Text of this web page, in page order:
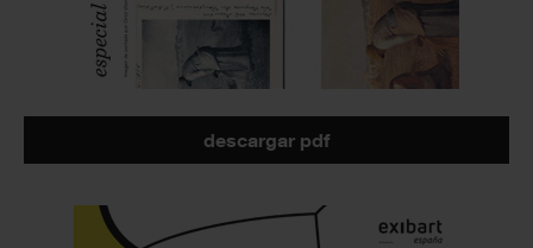
descargar pdf